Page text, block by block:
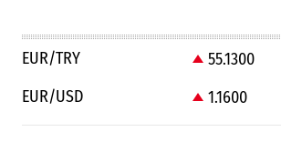
EUR/TRY 55.1300
EUR/USD
1.1600